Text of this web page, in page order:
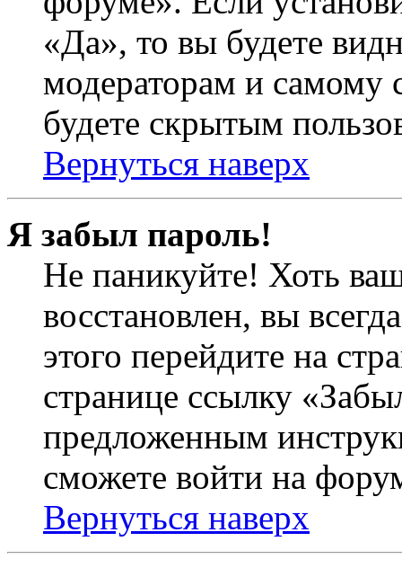
«Да», то вы будете
модераторам и самому
будете скрытым
Вернуться наверх
Я забыл пароль!
Не паникуйте! Хоть
восстановлен, вы
этого перейдите на
странице ссылку
предложенным
сможете войти на
Вернуться наверх